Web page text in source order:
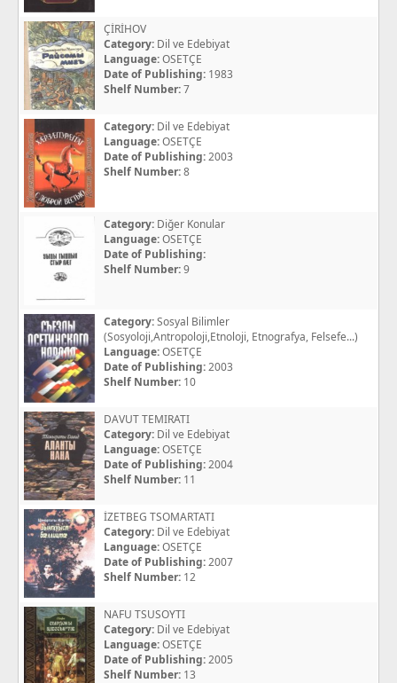
ÇİRİHOV
Category: Dil ve Edebiyat
Language:OSETÇE
Date of Publishing: 1983
Shelf Number:7
Category: Dil ve Edebiyat
Language:OSETÇE
Date of Publishing:2003
Shelf Number:8
Category: Diğer Konular
Language:OSETÇE
Date of Publishing:
Shelf Number:9
Category:Sosyal Bilimler
(Sosyoloji,Antropoloji,Etnoloji, Etnografya, Felsefe...)
Language:OSETÇE
Date of Publishing:2003
Shelf Number: 10
DAVUT TEMIRATI
Category: Dil ve Edebiyat
Language:OSETÇE
Date of Publishing:2004
Shelf Number: 11
İZETBEG TSOMARTATI
Category: Dil ve Edebiyat
Language:OSETÇE
Date of Publishing:2007
Shelf Number: 12
NAFU TSUSOYTI
Category: Dil ve Edebiyat
Language:OSETÇE
Date of Publishing:2005
Shelf Number: 13